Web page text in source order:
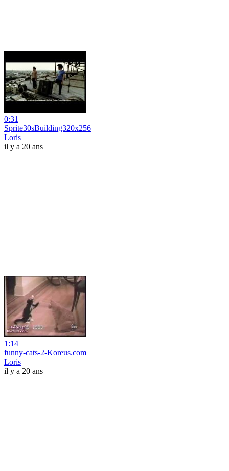
0:31
Sprite30sBuilding320x256
Loris
il y a 20 ans
1:14
funny-cats-2-Koreus.com
Loris
il y a 20 ans